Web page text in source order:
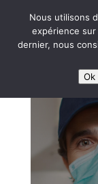
Nous utilisons
expérience
dernier, nous
Ok